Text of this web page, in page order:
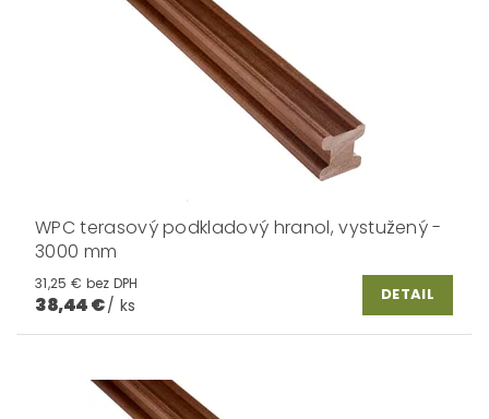
WPC terasový podkladový hranol, vystužený -
3000 mm
31,25 € bez DPH
38,44 €/ ks DETAIL